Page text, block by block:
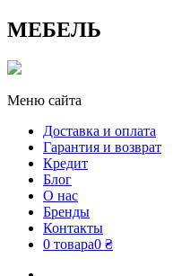
МЕБЕЛЬ
Меню сайта
Доставка и оплата
Гарантия и возврат
Кредит
Блог
О нас
Бренды
Контакты
0 товара0 ₴